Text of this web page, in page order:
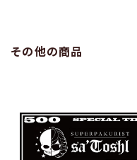
その他の商品